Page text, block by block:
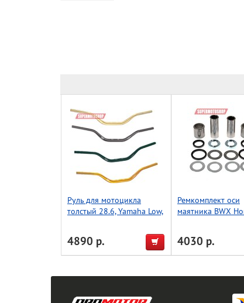
Руль для мотоцикла
толстый 28.6, Yamaha Low,
4890 р.
Ремкомплект оси
маятника BWX
4030 р.